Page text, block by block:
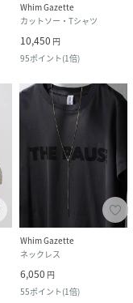
Whim Gazette
カットソー・Tシャツ
10,450 円
95ポイント(1倍)
Whim Gazette
ネックレス
6,050 円
55ポイント(1倍)